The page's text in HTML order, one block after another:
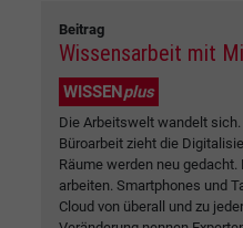
Beitrag
Wissensarbeit mit
WISSENplus
Die Arbeitswelt wandelt
Büroarbeit zieht die
Räume werden neu
arbeiten. Smartphones und
Cloud von überall und zu